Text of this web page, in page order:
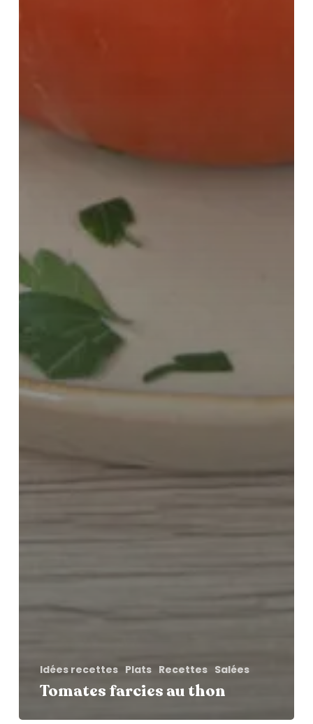
Idées recettes Plats Recettes Salées
Tomates farcies au thon